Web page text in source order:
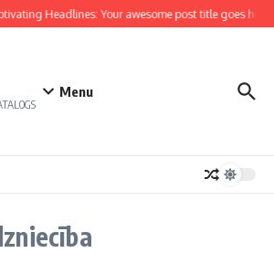
Headlines: Your awesome post title goes here
Menu